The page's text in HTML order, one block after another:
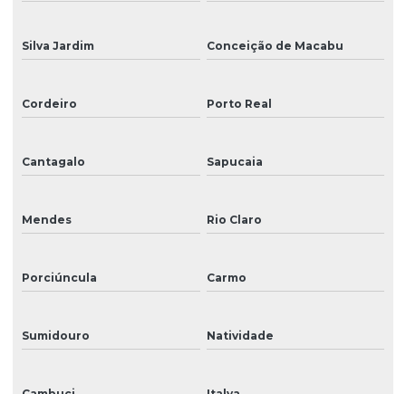
Reposição de peças para impressoras de grande formato
Sinalização de acessibilidade
Sinalização informativa
Silva Jardim Conceição de Macabu
Cordeiro Porto Real
Cantagalo Sapucaia
Mendes Rio Claro
Porciúncula Carmo
Sumidouro Natividade